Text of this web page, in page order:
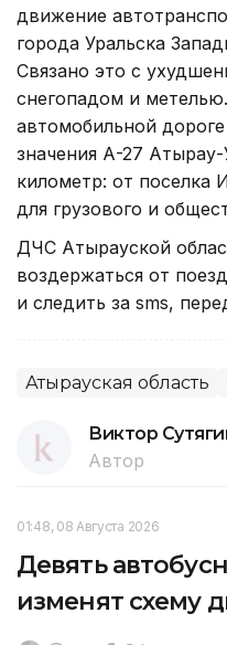
движение
города Уральска
Связано это с
снегопадом и
автомобильной
значения А-27
километр: от поселка
для грузового и
ДЧС Атырауской
воздержаться от
и следить за sms,
Атырауская область
Виктор
Автор
01:48, 08 Августа 2026
Девять
изменят схему